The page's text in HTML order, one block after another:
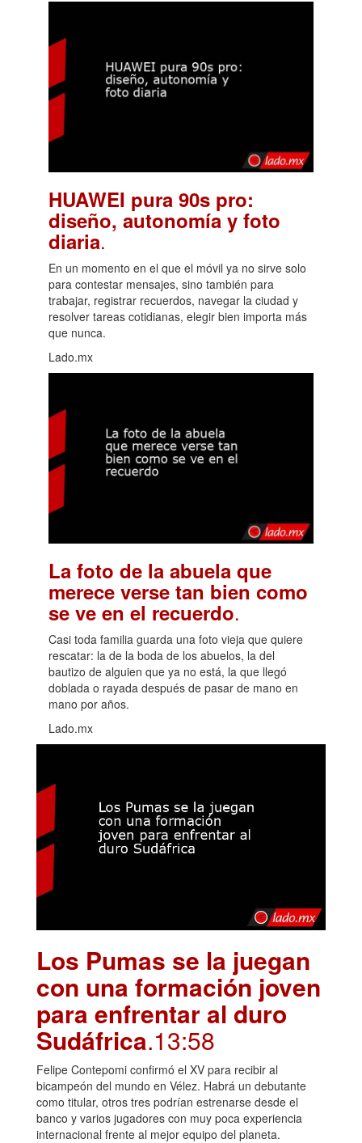
HUAWEI pura 90s pro:
diseño, autonomía y foto
diaria.
En un momento en el que el móvil ya no sirve solo
para contestar mensajes, sino también para
trabajar, registrar recuerdos, navegar la ciudad y
resolver tareas cotidianas, elegir bien importa más
que nunca.
Lado.mx
La foto de la abuela que
merece verse tan bien como
se ve en el recuerdo.
Casi toda familia guarda una foto vieja que quiere
rescatar: la de la boda de los abuelos, la del
bautizo de alguien que ya no está, la que llegó
doblada o rayada después de pasar de mano en
mano por años.
Lado.mx
Los Pumas se la juegan
con una formación joven
para enfrentar al duro
Sudáfrica.13:58
Felipe Contepomi confirmó el XV para recibir al
bicampeón del mundo en Vélez. Habrá un debutante
como titular, otros tres podrían estrenarse desde el
banco y varios jugadores con muy poca experiencia
internacional frente al mejor equipo del planeta.